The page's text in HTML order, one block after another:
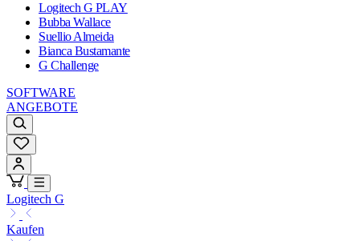
Logitech G PLAY
Bubba Wallace
Suellio Almeida
Bianca Bustamante
G Challenge
SOFTWARE
ANGEBOTE
Logitech G
Kaufen